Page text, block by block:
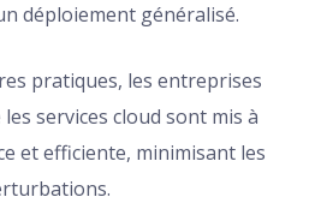
déploiement généralisé.
pratiques, les entreprises
services cloud sont mis à
et efficiente, minimisant les